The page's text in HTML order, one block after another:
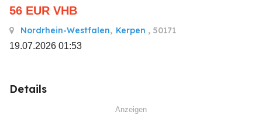
56 EUR VHB
Nordrhein-Westfalen, Kerpen , 50171
19.07.2026 01:53
Details
Anzeigen